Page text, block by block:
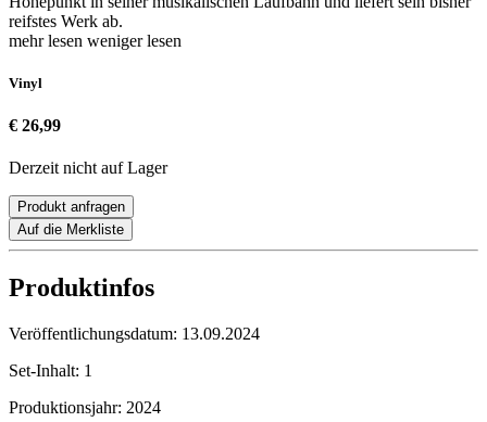
reifstes Werk ab.
mehr lesen weniger lesen
Vinyl
€ 26,99
Derzeit nicht auf Lager
Produkt anfragen
Auf die Merkliste
Produktinfos
Veröffentlichungsdatum: 13.09.2024
Set-Inhalt: 1
Produktionsjahr: 2024